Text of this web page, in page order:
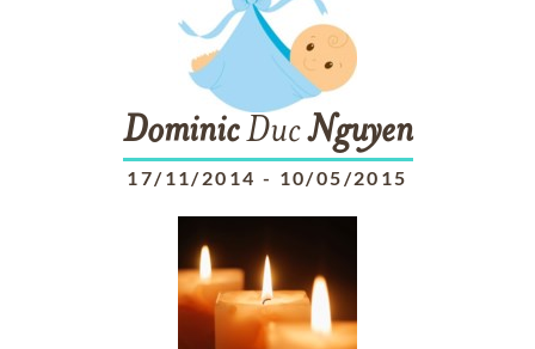
DominicDucNguyen
17/11/2014 - 10/05/2015